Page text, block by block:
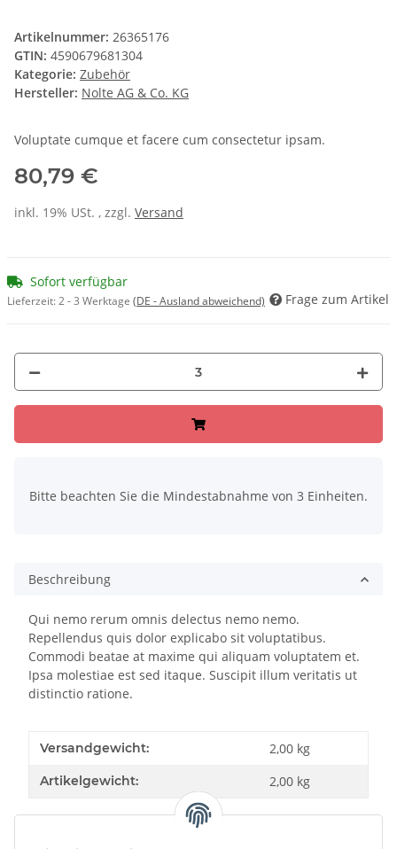
Artikelnummer: 26365176
GTIN: 4590679681304
Kategorie: Zubehör
Hersteller: Nolte AG & Co. KG
Voluptate cumque et facere cum consectetur ipsam.
80,79 €
inkl. 19% USt. , zzgl. Versand
Sofort verfügbar
Lieferzeit:2 - 3 Werktage (DE - Ausland abweichend) Frage zum Artikel
Bitte beachten Sie die Mindestabnahme von 3 Einheiten.
Beschreibung
Qui nemo rerum omnis delectus nemo nemo.
Repellendus quis dolor explicabo sit voluptatibus.
Commodi beatae at maxime qui aliquam voluptatem et.
Ipsa molestiae est sed itaque. Suscipit illum veritatis ut
distinctio ratione.
Versandgewicht: 2,00 kg
Artikelgewicht: 2,00 kg